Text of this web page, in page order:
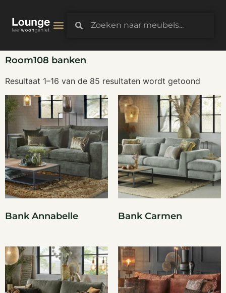
Room108 banken
Resultaat 1–16 van de 85 resultaten wordt getoond
Bank Annabelle Bank Carmen